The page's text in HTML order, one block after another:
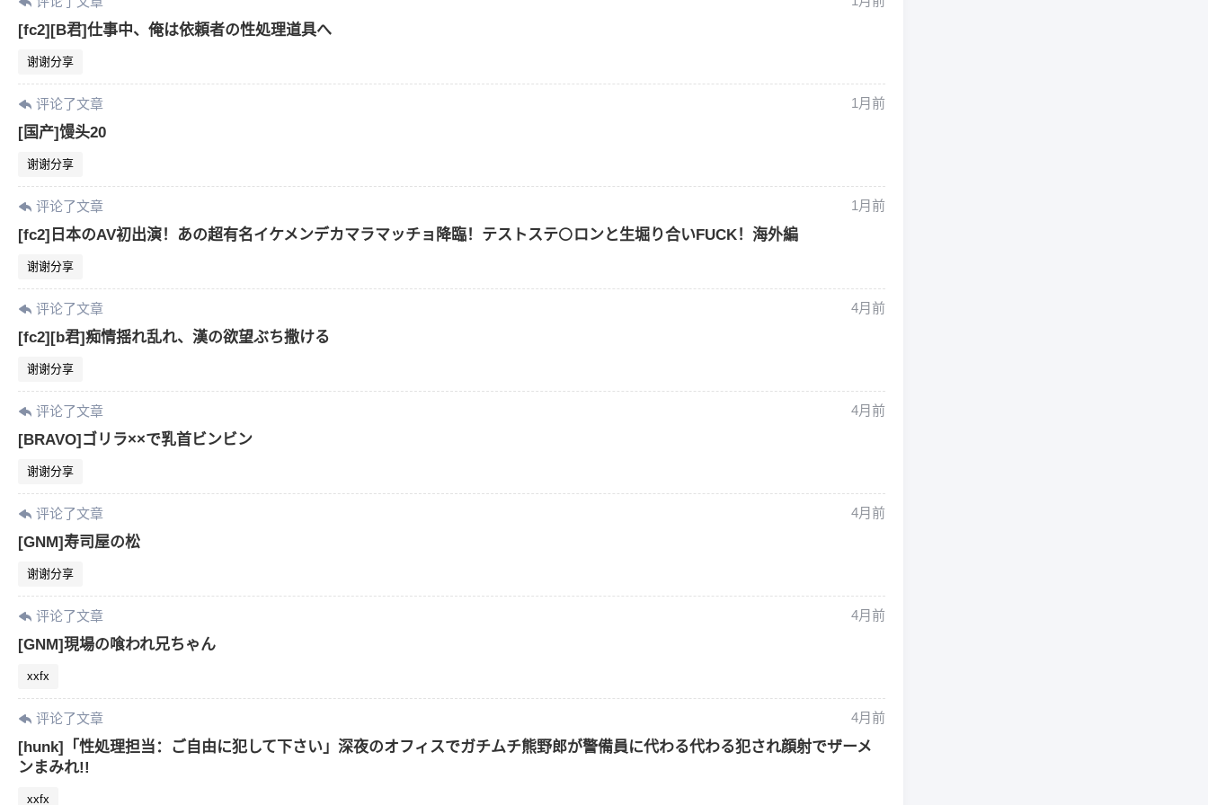
[fc2][B君]仕事中、俺は依頼者の性処理道具へ
谢谢分享
评论了文章 1月前
[国产]馒头20
谢谢分享
评论了文章 1月前
[fc2]日本のAV初出演！あの超有名イケメンデカマラマッチョ降臨！テストステ⚪️ロンと生堀り合いFUCK！海外編
谢谢分享
评论了文章 4月前
[fc2][b君]痴情揺れ乱れ、漢の欲望ぶち撒ける
谢谢分享
评论了文章 4月前
[BRAVO]ゴリラ××で乳首ビンビン
谢谢分享
评论了文章 4月前
[GNM]寿司屋の松
谢谢分享
评论了文章 4月前
[GNM]現場の喰われ兄ちゃん
xxfx
评论了文章 4月前
[hunk]「性処理担当：ご自由に犯して下さい」深夜のオフィスでガチムチ熊野郎が警備員に代わる代わる犯され顔射でザーメ
ンまみれ!!
xxfx